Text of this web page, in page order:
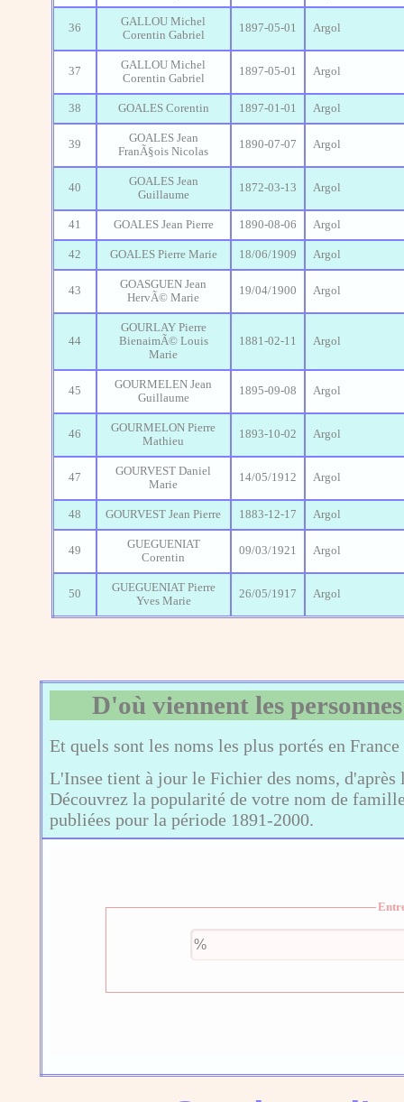
36
GALLOU Michel
Corentin Gabriel
1897-05-01 Argol
37
GALLOU Michel
Corentin Gabriel
1897-05-01 Argol
38 GOALES Corentin 1897-01-01 Argol
39
GOALES Jean
FranÃ§ois Nicolas
1890-07-07 Argol
40
GOALES Jean
Guillaume
1872-03-13 Argol
41 GOALES Jean Pierre 1890-08-06 Argol
42 GOALES Pierre Marie 18/06/1909 Argol
43
GOASGUEN Jean
HervÃ© Marie
19/04/1900 Argol
44
GOURLAY Pierre
BienaimÃ© Louis
Marie
1881-02-11 Argol
45
GOURMELEN Jean
Guillaume
1895-09-08 Argol
46
GOURMELON Pierre
Mathieu
1893-10-02 Argol
47
GOURVEST Daniel
Marie
14/05/1912 Argol
48 GOURVEST Jean Pierre 1883-12-17 Argol
49
GUEGUENIAT
Corentin
09/03/1921 Argol
50
GUEGUENIAT Pierre
Yves Marie
26/05/1917 Argol
D'où viennent les
Et quels sont les noms les plus portés en
L'Insee tient à jour le Fichier des noms,
Découvrez la popularité de votre nom de
publiées pour la période 1891-2000.